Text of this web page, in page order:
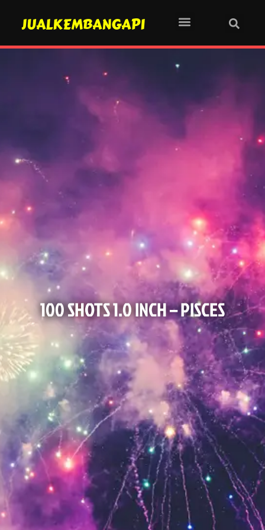
JUALKEMBANGAPI
100 SHOTS 1.0 INCH – PISCES